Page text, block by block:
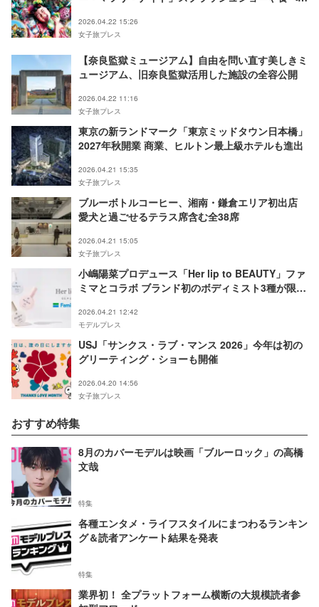
2026.04.22 15:26
女子旅プレス
【奈良監獄ミュージアム】自由を問い直す美しきミ
ュージアム、旧奈良監獄活用した施設の全容公開
2026.04.22 11:16
女子旅プレス
東京の新ランドマーク「東京ミッドタウン日本橋」
2027年秋開業 商業、ヒルトン最上級ホテルも進出
2026.04.21 15:35
女子旅プレス
ブルーボトルコーヒー、湘南・鎌倉エリア初出店
愛犬と過ごせるテラス席含む全38席
2026.04.21 15:05
女子旅プレス
小嶋陽菜プロデュース「Her lip to BEAUTY」ファ
ミマとコラボ ブランド初のボディミスト3種が限定
2026.04.21 12:42
モデルプレス
USJ「サンクス・ラブ・マンス 2026」今年は初の
グリーティング・ショーも開催
2026.04.20 14:56
女子旅プレス
おすすめ特集
8月のカバーモデルは映画「ブルーロック」の高橋
文哉
特集
各種エンタメ・ライフスタイルにまつわるランキン
グ＆読者アンケート結果を発表
特集
業界初！ 全プラットフォーム横断の大規模読者参